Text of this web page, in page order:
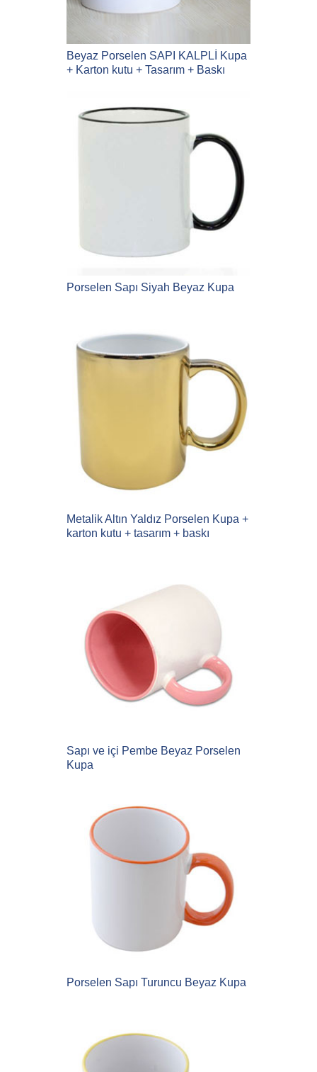
Beyaz Porselen SAPI KALPLİ Kupa
+ Karton kutu + Tasarım + Baskı
Porselen Sapı Siyah Beyaz Kupa
Metalik Altın Yaldız Porselen Kupa +
karton kutu + tasarım + baskı
Sapı ve içi Pembe Beyaz Porselen
Kupa
Porselen Sapı Turuncu Beyaz Kupa